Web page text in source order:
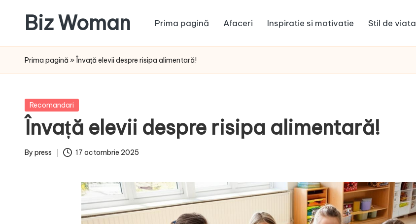
content
Biz Woman
ta,
succesul
Prima pagină Afaceri Inspiratie si motivatie Stil de viata
Prima pagină » Învață elevii despre risipa alimentară!
Posted
in
Recomandari
Învață elevii despre risipa alimentară!
Posted
By press 17 octombrie 2025